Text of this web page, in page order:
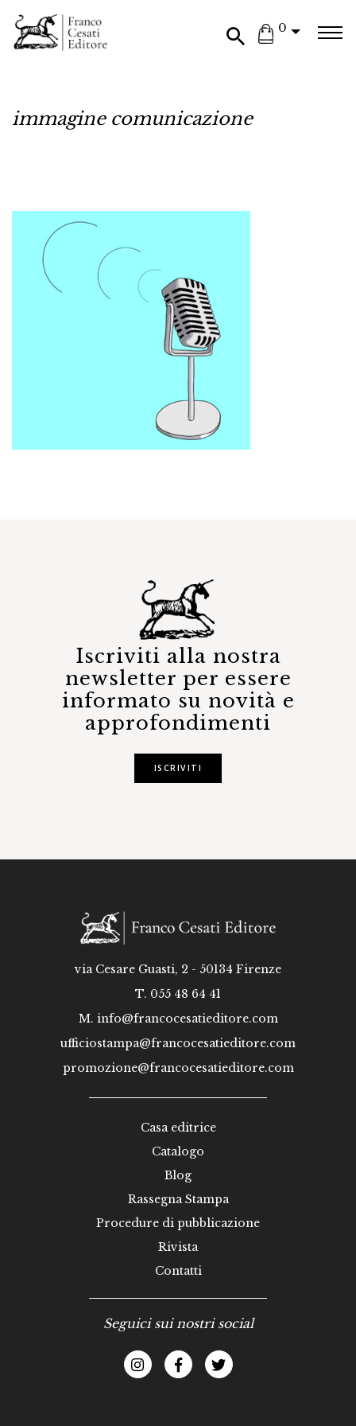
0
immagine comunicazione
Iscriviti alla nostra
newsletter per essere
informato su novità e
approfondimenti
ISCRIVITI
via Cesare Guasti, 2 - 50134 Firenze
T. 055 48 64 41
M. info@francocesatieditore.com
ufficiostampa@francocesatieditore.com
promozione@francocesatieditore.com
Casa editrice
Catalogo
Blog
Rassegna Stampa
Procedure di pubblicazione
Rivista
Contatti
Seguici sui nostri social